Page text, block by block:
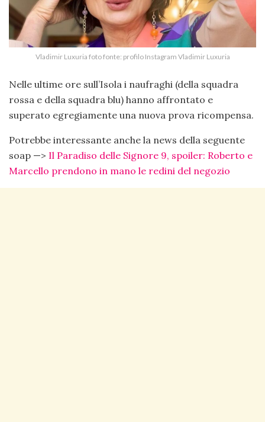
Vladimir Luxuria foto fonte: profilo Instagram Vladimir Luxuria
Nelle ultime ore sull’Isola i naufraghi (della squadra
rossa e della squadra blu) hanno affrontato e
superato egregiamente una nuova prova ricompensa.
Potrebbe interessante anche la news della seguente
soap —> Il Paradiso delle Signore 9, spoiler: Roberto e
Marcello prendono in mano le redini del negozio